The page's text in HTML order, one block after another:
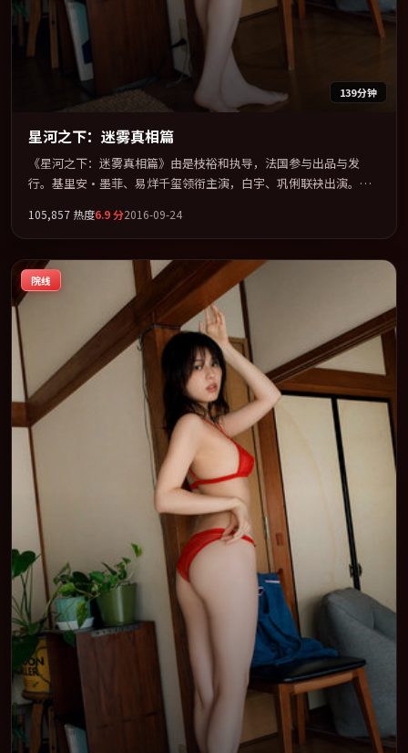
139分钟
星河之下：迷雾真相篇
《星河之下：迷雾真相篇》由是枝裕和执导，法国参与出品与发
行。基里安·墨菲、易烊千玺领衔主演，白宇、巩俐联袂出演。公
为骨架，在叙事、表演与视听上力求统一。定于 2016-10-27 在内地
院线及主流平台同步亮相，2016 年度话题片中口碑稳健，适合喜欢
强情节与人物弧光的观众完整观看。
105,857 热度6.9分2016-09-24
院线